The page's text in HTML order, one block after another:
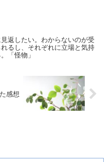
返したい。わからないのが受
るし、それぞれに立場と気持
「怪物」
感想